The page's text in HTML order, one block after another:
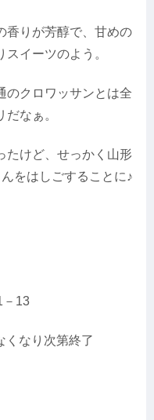
香りが芳醇で、甘めの
イーツのよう。
のクロワッサンとは全
なぁ。
たけど、せっかく山形
をはしごすることに♪
－13
なり次第終了